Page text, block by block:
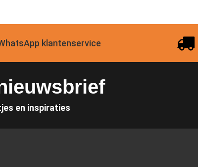
klantenservice
en inspiraties